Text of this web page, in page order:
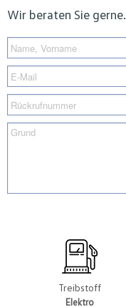
Wir beraten Sie gerne.
Treibstoff
Elektro